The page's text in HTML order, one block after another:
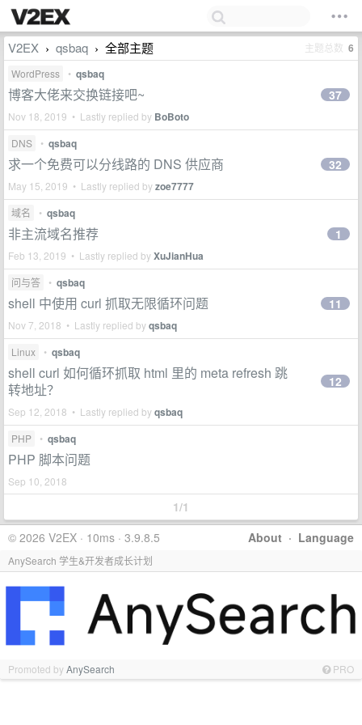
V2EX › qsbaq › 全部主题 主题总数 6
WordPress • qsbaq
博客大佬来交换链接吧~
Nov 18, 2019 • Lastly replied by BoBoto
37
DNS • qsbaq
求一个免费可以分线路的 DNS 供应商
May 15, 2019 • Lastly replied byzoe7777
32
域名 • qsbaq
非主流域名推荐
Feb 13, 2019 • Lastly replied byXuJianHua
1
问与答 • qsbaq
shell 中使用 curl 抓取无限循环问题
Nov 7, 2018 • Lastly replied byqsbaq
11
Linux • qsbaq
shell curl 如何循环抓取 html 里的 meta refresh 跳
转地址？
Sep 12, 2018 • Lastly replied byqsbaq
12
PHP • qsbaq
PHP 脚本问题
Sep 10, 2018
1/1
About · Language
© 2026 V2EX · 10ms · 3.9.8.5
AnySearch 学生&开发者成长计划
Promoted byAnySearch PRO